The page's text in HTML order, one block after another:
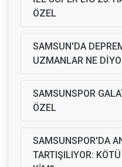
ÖZEL
SAMSUN'DA
UZMANLAR NE
SAMSUNSPOR
ÖZEL
SAMSUNSPOR'DA
TARTIŞILIYOR: